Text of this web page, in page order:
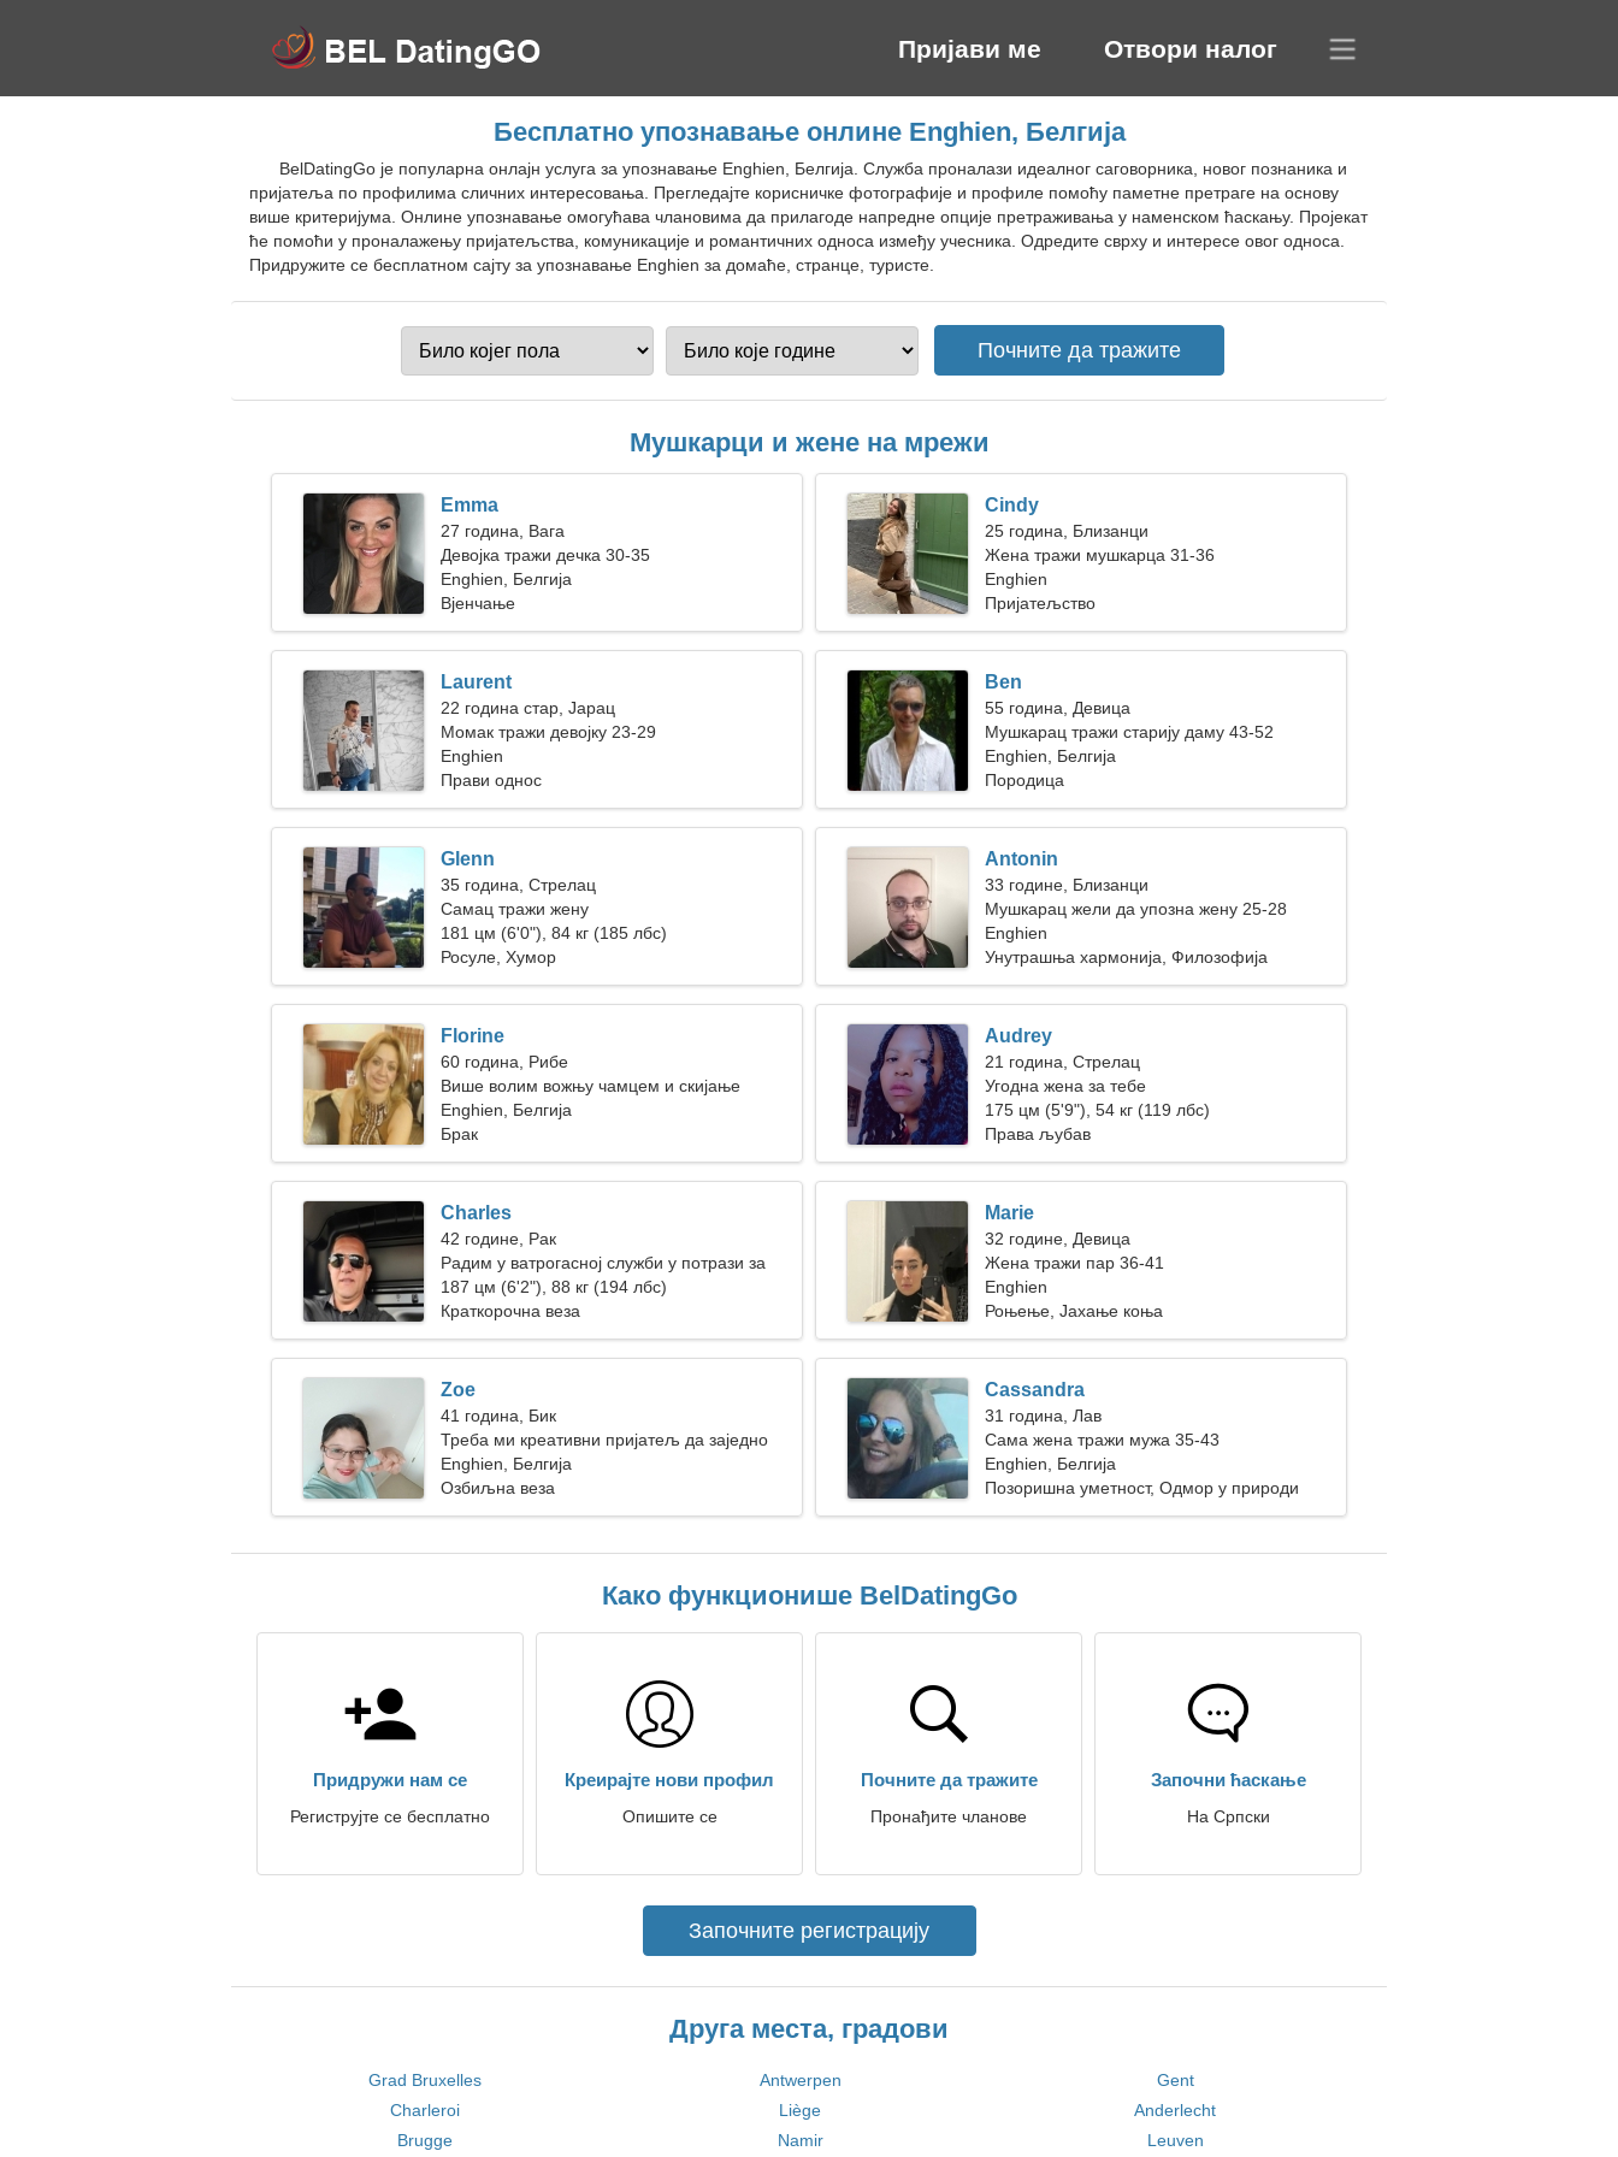
Пријави ме Отвори налог
Бесплатно упознавање онлине Enghien, Белгија
BelDatingGo је популарна онлајн услуга за упознавање Enghien, Белгија. Служба проналази идеалног саговорника, новог познаника и
пријатеља по профилима сличних интересовања. Прегледајте корисничке фотографије и профиле помоћу паметне претраге на основу
више критеријума. Онлине упознавање омогућава члановима да прилагоде напредне опције претраживања у наменском ћаскању. Пројекат
ће помоћи у проналажењу пријатељства, комуникације и романтичних односа између учесника. Одредите сврху и интересе овог односа.
Придружите се бесплатном сајту за упознавање Enghien за домаће, странце, туристе.
Мушкарци и жене на мрежи
Emma
27 година, Вага
Девојка тражи дечка 30-35
Enghien, Белгија
Вјенчање
Cindy
25 година, Близанци
Жена тражи мушкарца 31-36
Enghien
Пријатељство
Laurent
22 година стар, Јарац
Момак тражи девојку 23-29
Enghien
Прави однос
Ben
55 година, Девица
Мушкарац тражи старију даму 43-52
Enghien, Белгија
Породица
Glenn
35 година, Стрелац
Самац тражи жену
181 цм (6'0"), 84 кг (185 лбс)
Росуле, Хумор
Antonin
33 године, Близанци
Мушкарац жели да упозна жену 25-28
Enghien
Унутрашња хармонија, Филозофија
Florine
60 година, Рибе
Више волим вожњу чамцем и скијање
Enghien, Белгија
Брак
Audrey
21 година, Стрелац
Угодна жена за тебе
175 цм (5'9"), 54 кг (119 лбс)
Права љубав
Charles
42 године, Рак
Радим у ватрогасној служби у потрази за
ватреном женом
187 цм (6'2"), 88 кг (194 лбс)
Краткорочна веза
Marie
32 године, Девица
Жена тражи пар 36-41
Enghien
Роњење, Јахање коња
Zoe
41 година, Бик
Треба ми креативни пријатељ да заједно
плешемо
Enghien, Белгија
Озбиљна веза
Cassandra
31 година, Лав
Сама жена тражи мужа 35-43
Enghien, Белгија
Позоришна уметност, Одмор у природи
Како функционише BelDatingGo
Придружи нам се
Региструјте се бесплатно
Креирајте нови профил
Опишите се
Почните да тражите
Пронађите чланове
Започни ћаскање
На Српски
Започните регистрацију
Друга места, градови
Grad Bruxelles Antwerpen
Gent
Charleroi
Liège
Anderlecht
Brugge
Namir Leuven